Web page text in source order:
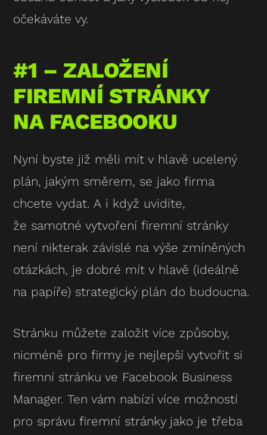
očekáváte vy.
#1 – ZALOŽENÍ
FIREMNÍ STRÁNKY
NA FACEBOOKU
Nyní byste již měli mít v hlavě ucelený
plán, jakým směrem, se jako firma
chcete vydat. A i když uvidíte,
že samotné vytvoření firemní stránky
není nikterak závislé na výše zmíněných
otázkách, je dobré mít v hlavě (ideálně
na papíře) strategický plán do budoucna.
Stránku můžete založit více způsoby,
nicméně pro firmy je nejlepší vytvořit si
firemní stránku ve Facebook Business
Manager. Ten vám nabízí více možností
pro správu firemní stránky jako je třeba